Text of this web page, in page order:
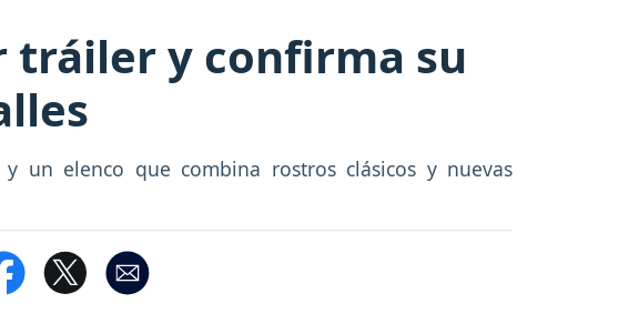
tráiler y confirma su
un elenco que combina rostros clásicos y nuevas